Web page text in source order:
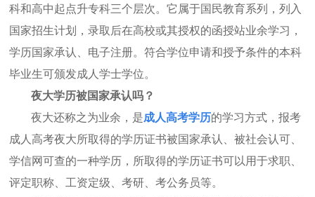
科和高中起点升专科三个层次。它属于国民教育系列，列入
国家招生计划，录取后在高校或其授权的函授站业余学习，
学历国家承认、电子注册。符合学位申请和授予条件的本科
毕业生可颁发成人学士学位。
夜大学历被国家承认吗？
夜大还称之为业余，是成人高考学历的学习方式，报考
成人高考夜大所取得的学历证书被国家承认、被社会认可、
学信网可查的一种学历，所取得的学历证书可以用于求职、
评定职称、工资定级、考研、考公务员等。